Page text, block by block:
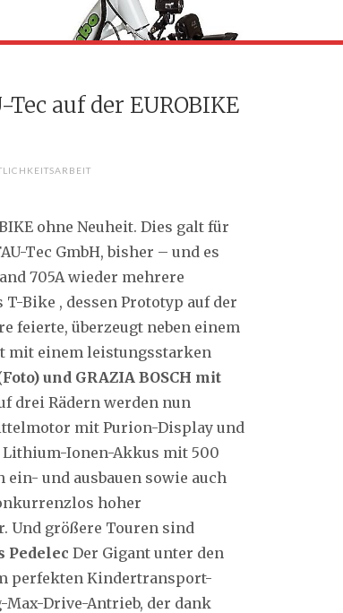
auf der EUROBIKE
ohne Neuheit. Dies galt für
Tec GmbH, bisher – und es
705A wieder mehrere
T-Bike , dessen Prototyp auf der
feierte, überzeugt neben einem
mit einem leistungsstarken
und GRAZIA BOSCH mit
drei Rädern werden nun
mit Purion-Display und
Lithium-Ionen-Akkus mit 500
und ausbauen sowie auch
hoher
Und größere Touren sind
Pedelec Der Gigant unter den
perfekten Kindertransport-
Drive-Antrieb, der dank